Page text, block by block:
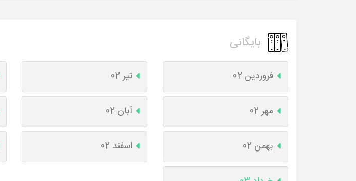
بایگانی
فروردین 02 تیر 02
مهر 02 آبان 02
بهمن 02 اسفند 02